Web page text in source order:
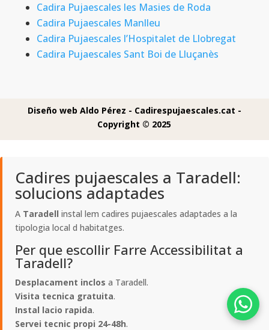
Cadira Pujaescales les Masies de Roda
Cadira Pujaescales Manlleu
Cadira Pujaescales l’Hospitalet de Llobregat
Cadira Pujaescales Sant Boi de Lluçanès
Diseño web Aldo Pérez - Cadirespujaescales.cat -
Copyright © 2025
Cadires pujaescales a Taradell:
solucions adaptades
A Taradell instal lem cadires pujaescales adaptades a la
tipologia local d habitatges.
Per que escollir Farre Accessibilitat a
Taradell?
Desplacament inclos a Taradell.
Visita tecnica gratuita.
Instal lacio rapida.
Servei tecnic propi 24-48h.